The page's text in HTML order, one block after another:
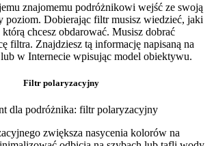
znajomemu podróżnikowi wejść ze swoją
poziom. Dobierając filtr musisz wiedzieć, jaki
chcesz obdarować. Musisz dobrać
filtra. Znajdziesz tą informację napisaną na
w Internecie wpisując model obiektywu.
Filtr polaryzacyjny
zwiększa nasycenia kolorów na